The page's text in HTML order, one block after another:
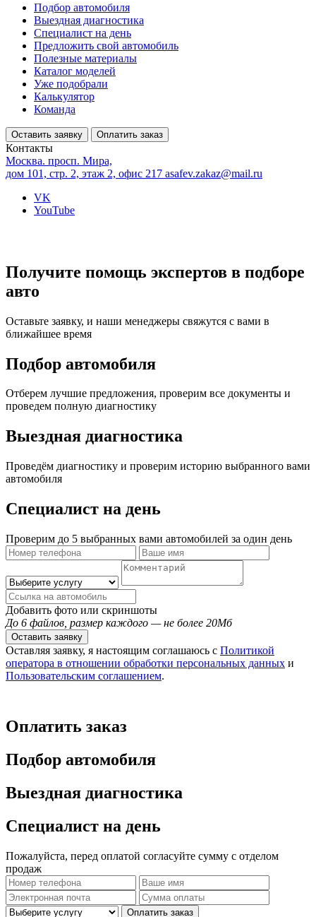
Подбор автомобиля
Выездная диагностика
Специалист на день
Предложить свой автомобиль
Полезные материалы
Каталог моделей
Уже подобрали
Калькулятор
Команда
Оставить заявку Оплатить заказ
Контакты
Москва. просп. Мира,
дом 101, стр. 2, этаж 2, офис 217 asafev.zakaz@mail.ru
VK
YouTube
Получите помощь экспертов в подборе
авто
Оставьте заявку, и наши менеджеры свяжутся с вами в
ближайшее время
Подбор автомобиля
Отберем лучшие предложения, проверим все документы и
проведем полную диагностику
Выездная диагностика
Проведём диагностику и проверим историю выбранного вами
автомобиля
Специалист на день
Проверим до 5 выбранных вами автомобилей за один день
Добавить фото или скриншоты
До 6 файлов, размер каждого — не более 20Мб
Оставить заявку
Оставляя заявку, я настоящим соглашаюсь с Политикой
оператора в отношении обработки персональных данных и
Пользовательским соглашением.
Оплатить заказ
Подбор автомобиля
Выездная диагностика
Специалист на день
Пожалуйста, перед оплатой согласуйте сумму с отделом
продаж
Оплатить заказ